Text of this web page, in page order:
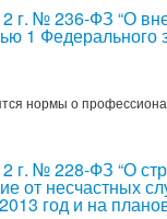
г. № 236-ФЗ “О
1 Федерального
нормы о
г. № 228-ФЗ “О
от несчастных
год и на